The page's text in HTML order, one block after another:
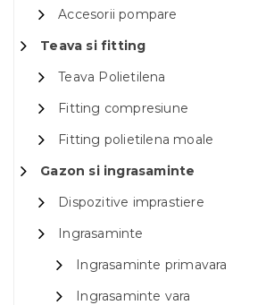
Accesorii pompare
Teava si fitting
Teava Polietilena
Fitting compresiune
Fitting polietilena moale
Gazon si ingrasaminte
Dispozitive imprastiere
Ingrasaminte
Ingrasaminte primavara
Ingrasaminte vara